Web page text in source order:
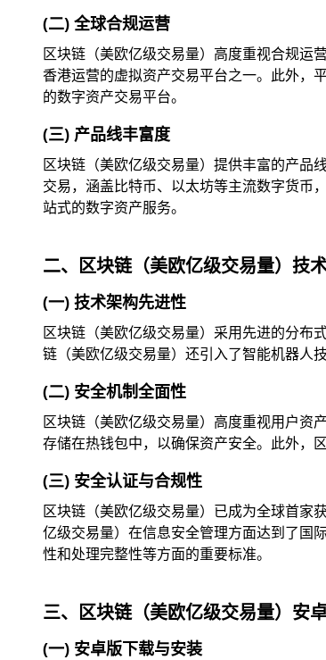
(二) 全球合规运营
区块链（美欧亿级交易量）高度重视合规运
香港运营的虚拟资产交易平台之一。此外，
的数字资产交易平台。
(三) 产品线丰富度
区块链（美欧亿级交易量）提供丰富的产品
交易，涵盖比特币、以太坊等主流数字货币
站式的数字资产服务。
二、区块链（美欧亿级交易量）技
(一) 技术架构先进性
区块链（美欧亿级交易量）采用先进的分布
链（美欧亿级交易量）还引入了智能机器人
(二) 安全机制全面性
区块链（美欧亿级交易量）高度重视用户资
存储在热钱包中，以确保资产安全。此外，
(三) 安全认证与合规性
区块链（美欧亿级交易量）已成为全球首家
亿级交易量）在信息安全管理方面达到了国
性和处理完整性等方面的重要标准。
三、区块链（美欧亿级交易量）安
(一) 安卓版下载与安装